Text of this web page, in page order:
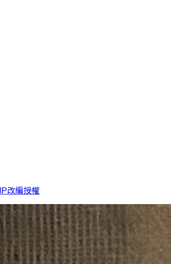
IP改編授權